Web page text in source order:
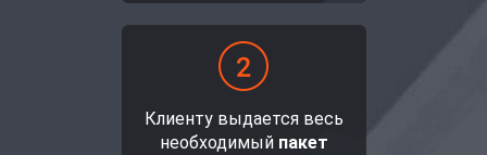
Клиенту выдается весь
необходимый пакет